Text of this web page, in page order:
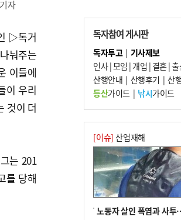
자
▷독거
눠주는
이들에
이 우리
것이 더
는 201
를 당해
군사기밀 유출자 색출 지
7
부산 주유소 휘발유 평
전주보다 3원 ↓
8
[속보] ‘심판 성접대’ 논
과…“현재는 부적절 행
10 "올해 코스피 사이드카
전닉스 ETF 이후 발생"
독자참여 게시판
독자투고| 기사제보
인사|모임 | 개업 | 결혼|출
산행안내 | 산행후기 | 산
등산가이드| 낚시가이드
[이슈] 산업재해